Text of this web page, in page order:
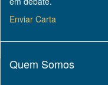
Enviar Carta
Quem Somos